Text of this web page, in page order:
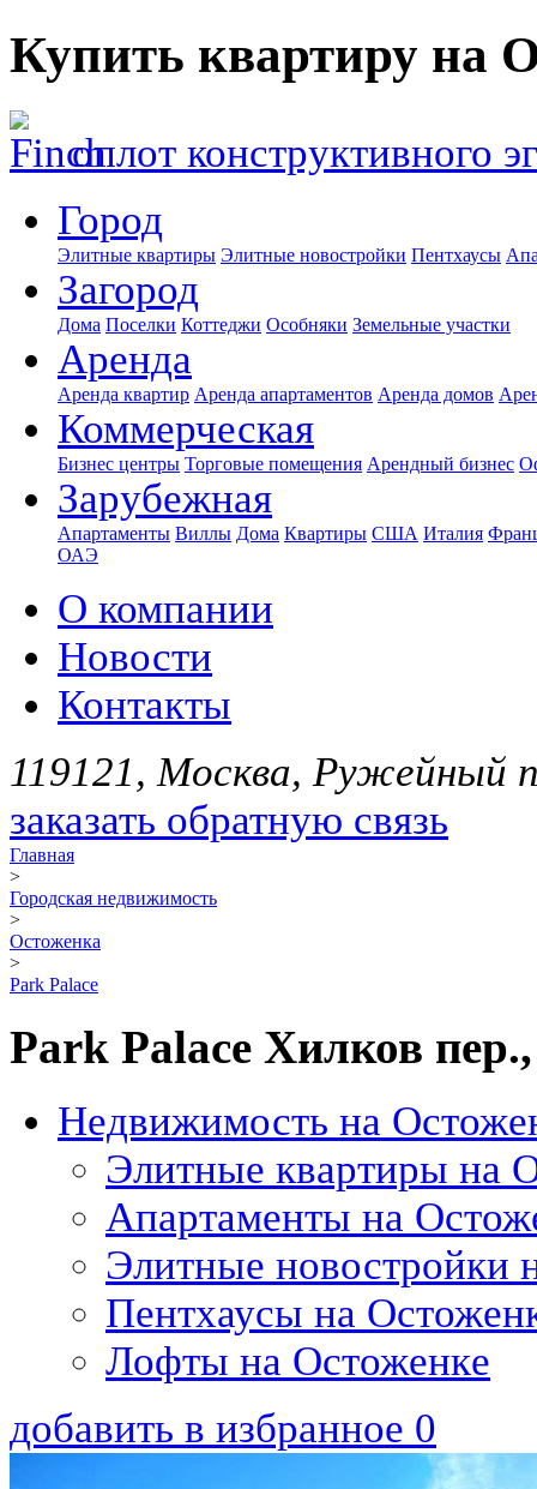
Купить квартиру на
оплот конструктивного
Город
Элитные квартиры Элитные новостройки Пентхаусы
Загород
Дома Поселки Коттеджи Особняки Земельные участки
Аренда
Аренда квартир Аренда апартаментов Аренда домов
Коммерческая
Бизнес центры Торговые помещения Арендный бизнес
Зарубежная
Апартаменты Виллы Дома Квартиры США Италия
ОАЭ
О компании
Новости
Контакты
119121, Москва, Ружейный
заказать обратную связь
Главная
>
Городская недвижимость
>
Остоженка
>
Park Palace
Park Palace Хилков
Недвижимость на
Элитные квартиры на
Апартаменты на
Элитные новостройки
Пентхаусы на
Лофты на Остоженкe
добавить в избранное 0